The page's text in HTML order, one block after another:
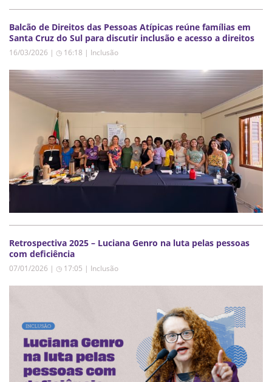
Balcão de Direitos das Pessoas Atípicas reúne famílias em
Santa Cruz do Sul para discutir inclusão e acesso a direitos
16/03/2026 | ◷ 16:18 | Inclusão
Retrospectiva 2025 – Luciana Genro na luta pelas pessoas
com deficiência
07/01/2026 | ◷ 17:05 | Inclusão